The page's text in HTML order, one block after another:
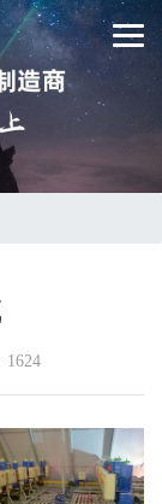
1624